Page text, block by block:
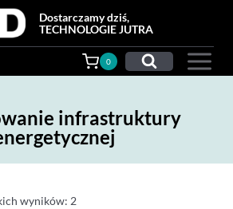
Dostarczamy dziś,
TECHNOLOGIE JUTRA
0
infrastruktury
wyników: 2